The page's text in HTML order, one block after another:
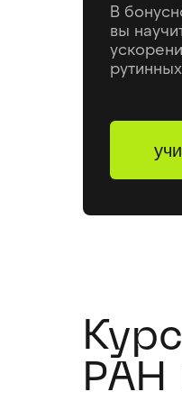
В
вы
РАН